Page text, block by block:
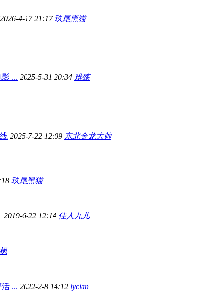
2026-4-17 21:17玖尾黑猫
... 2025-5-31 20:34 难殇
2025-7-22 12:09 东北金龙大帅
玖尾黑猫
2019-6-22 12:14 佳人九儿
... 2022-2-8 14:12 lycian